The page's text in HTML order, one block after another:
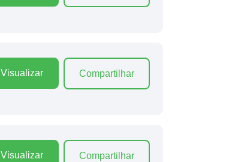
Visualizar Compartilhar
Visualizar Compartilhar